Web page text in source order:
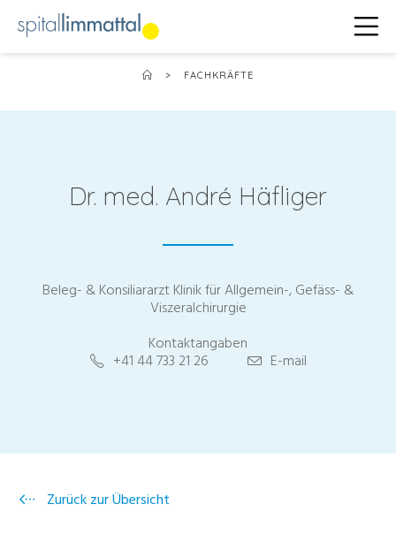
> FACHKRÄFTE
Dr. med. André Häfliger
Beleg- & Konsiliararzt Klinik für Allgemein-, Gefäss- &
Viszeralchirurgie
Kontaktangaben
+41 44 733 21 26 E-mail
Zurück zur Übersicht